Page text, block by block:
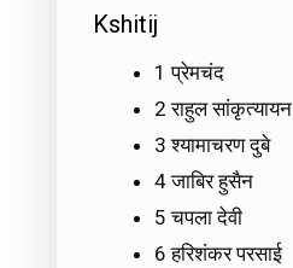
Kshitij
1 प्रेमचंद
2 राहुल सांकृत्यायन
3 श्यामाचरण दुबे
4 जाबिर हुसैन
5 चपला देवी
6 हरिशंकर परसाई